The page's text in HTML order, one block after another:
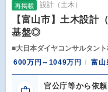
再掲載 設計（土木）
【富山市】土木設
基盤◎
■大日本ダイヤコンサルタン
600万円～1049万円
富山
官公庁等から依